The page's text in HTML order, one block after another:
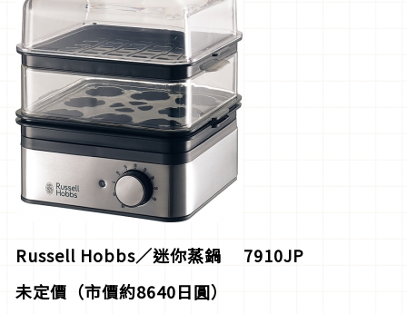
Russell Hobbs／迷你蒸鍋 7910JP
未定價（市價約8640日圓）